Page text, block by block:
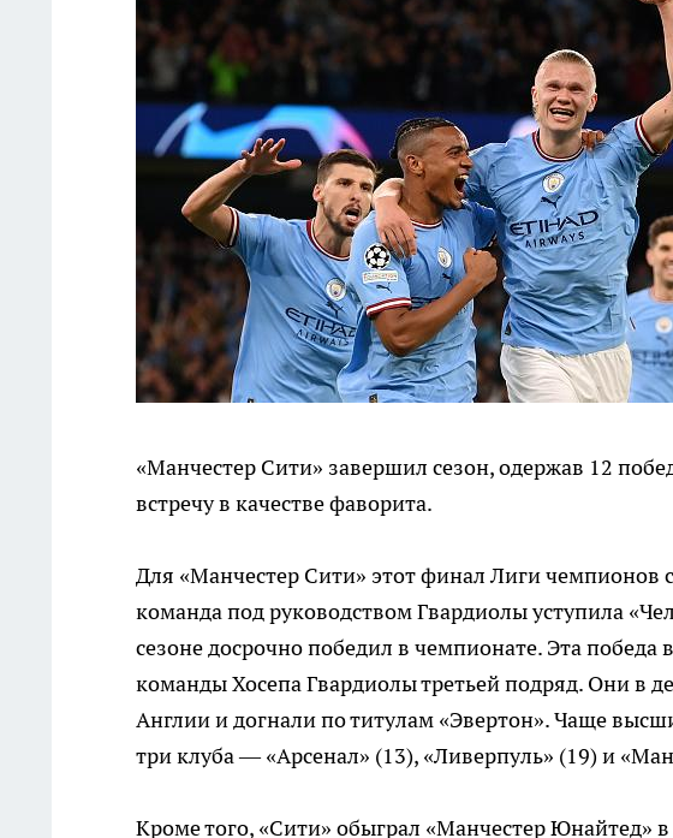
«Манчестер Сити» завершил сезон, одержав 12
встречу в качестве фаворита.
Для «Манчестер Сити» этот финал Лиги чемпионов
команда под руководством Гвардиолы уступила
сезоне досрочно победил в чемпионате. Эта
команды Хосепа Гвардиолы третьей подряд. Они в
Англии и догнали по титулам «Эвертон». Чаще
три клуба — «Арсенал» (13), «Ливерпуль» (19) и
Кроме того, «Сити» обыграл «Манчестер Юнайтед»